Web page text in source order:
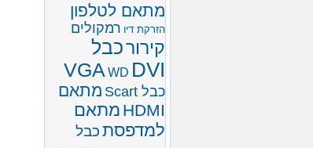
מתאם לטלפון
הזרקת דיו רמקולים
קירורכבל
VGA WD DVI
כבל Scart
מתאם
HDMI מתאם
למדפסתכבל